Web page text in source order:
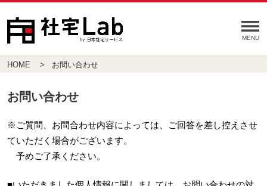
HOME お問い合わせ
お問い合わせ
※ご質問、お問合わせ内容によっては、ご回答を差し控えさせ
ていただく場合がございます。
予めご了承ください。